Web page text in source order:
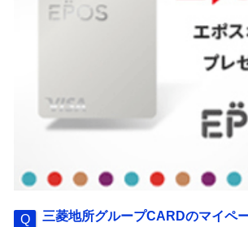
三菱地所グループCARDのマイペ